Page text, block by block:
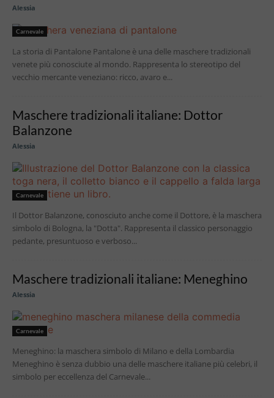
Alessia
Carnevale
La storia di Pantalone Pantalone è una delle maschere tradizionali
venete più conosciute al mondo. Rappresenta lo stereotipo del
vecchio mercante veneziano: ricco, avaro e...
Maschere tradizionali italiane: Dottor
Balanzone
Alessia
Carnevale
Il Dottor Balanzone, conosciuto anche come il Dottore, è la maschera
simbolo di Bologna, la "Dotta". Rappresenta il classico personaggio
pedante, presuntuoso e verboso...
Maschere tradizionali italiane: Meneghino
Alessia
Carnevale
Meneghino: la maschera simbolo di Milano e della Lombardia
Meneghino è senza dubbio una delle maschere italiane più celebri, il
simbolo per eccellenza del Carnevale...